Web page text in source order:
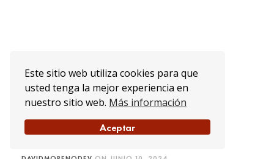
Este sitio web utiliza cookies para que
usted tenga la mejor experiencia en
nuestro sitio web. Más información
Aceptar